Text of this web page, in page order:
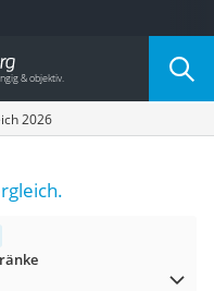
2026